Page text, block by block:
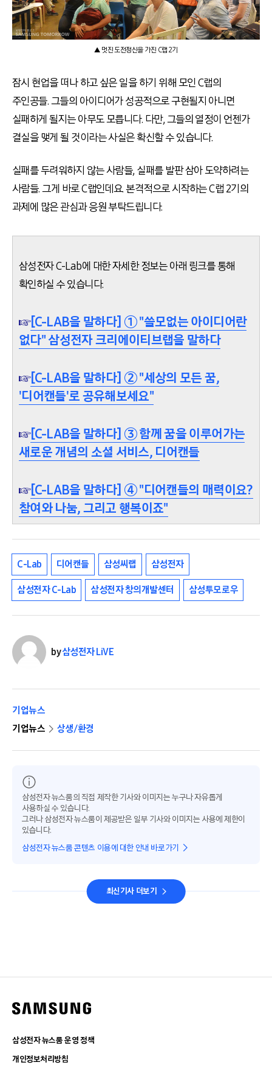
▲ 멋진 도전정신을 가진 C랩 2기
잠시 현업을 떠나 하고 싶은 일을 하기 위해 모인 C랩의
주인공들. 그들의 아이디어가 성공적으로 구현될지 아니면
실패하게 될지는 아무도 모릅니다. 다만, 그들의 열정이 언젠가
결실을 맺게 될 것이라는 사실은 확신할 수 있습니다.
실패를 두려워하지 않는 사람들, 실패를 발판 삼아 도약하려는
사람들. 그게 바로 C랩인데요. 본격적으로 시작하는 C랩 2기의
과제에 많은 관심과 응원 부탁드립니다.
삼성전자 C-Lab에 대한 자세한 정보는 아래 링크를 통해
확인하실 수 있습니다.
☞[C-LAB을 말하다] ① "쓸모없는 아이디어란
없다" 삼성전자 크리에이티브랩을 말하다
☞[C-LAB을 말하다] ② "세상의 모든 꿈,
'디어캔들'로 공유해보세요"
☞[C-LAB을 말하다] ③ 함께 꿈을 이루어가는
새로운 개념의 소셜 서비스, 디어캔들
☞[C-LAB을 말하다] ④ "디어캔들의 매력이요?
참여와 나눔, 그리고 행복이죠"
C-Lab 디어캔들 삼성씨랩 삼성전자
삼성전자 C-Lab 삼성전자 창의개발센터 삼성투모로우
by삼성전자 LiVE
기업뉴스
기업뉴스
상생/환경
삼성전자 뉴스룸의 직접 제작한 기사와 이미지는 누구나 자유롭게
사용하실 수 있습니다.
그러나 삼성전자 뉴스룸이 제공받은 일부 기사와 이미지는 사용에 제한이
있습니다.
삼성전자 뉴스룸 콘텐츠 이용에 대한 안내 바로가기
최신기사 더보기
삼성전자 뉴스룸 운영 정책
개인정보처리방침